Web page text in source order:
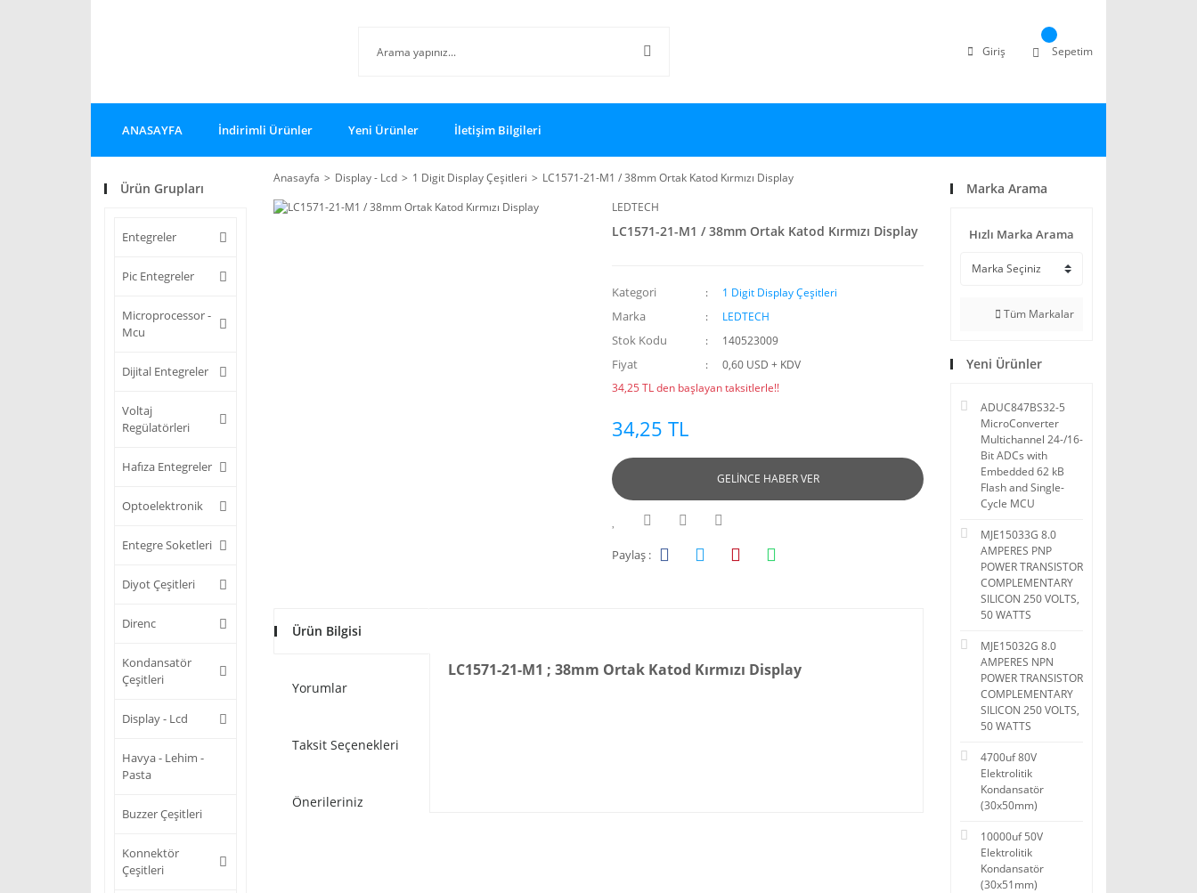
Giriş Sepetim
ANASAYFA İndirimli Ürünler Yeni Ürünler İletişim Bilgileri
Ürün Grupları
Entegreler
Pic Entegreler
Microprocessor -
Mcu
Dijital Entegreler
Voltaj
Regülatörleri
Hafıza Entegreler
Optoelektronik
Entegre Soketleri
Diyot Çeşitleri
Direnc
Kondansatör
Çeşitleri
Display - Lcd
Havya - Lehim -
Pasta
Buzzer Çeşitleri
Konnektör
Çeşitleri
Anasayfa Display - Lcd 1 Digit Display Çeşitleri
LC1571-21-M1 / 38mm Ortak Katod Kırmızı Display
LEDTECH
LC1571-21-M1 / 38mm Ortak Katod Kırmızı Display
Kategori 1 Digit Display Çeşitleri
Marka LEDTECH
Stok Kodu 140523009
Fiyat
0,60 USD + KDV
34,25 TL den başlayan taksitlerle!!
34,25 TL
GELİNCE HABER VER
Paylaş :
Ürün Bilgisi
Yorumlar
Taksit Seçenekleri
Önerileriniz
LC1571-21-M1 ; 38mm Ortak Katod Kırmızı Display
Marka Arama
Hızlı Marka Arama
Tüm Markalar
Yeni Ürünler
ADUC847BS32-5
MicroConverter
Multichannel 24-/16-
Bit ADCs with
Embedded 62 kB
Flash and Single-
Cycle MCU
MJE15033G 8.0
AMPERES PNP
POWER TRANSISTOR
COMPLEMENTARY
SILICON 250 VOLTS,
50 WATTS
MJE15032G 8.0
AMPERES NPN
POWER TRANSISTOR
COMPLEMENTARY
SILICON 250 VOLTS,
50 WATTS
4700uf 80V
Elektrolitik
Kondansatör
(30x50mm)
10000uf 50V
Elektrolitik
Kondansatör
(30x51mm)